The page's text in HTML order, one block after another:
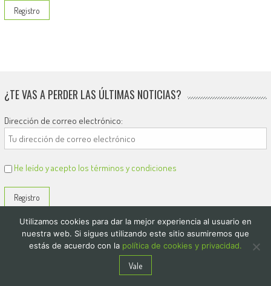
¿TE VAS A PERDER LAS ÚLTIMAS NOTICIAS?
Dirección de correo electrónico:
He leído y acepto los términos y condiciones
El Diario de Colón
Politica de privacidad y cookies
Utilizamos cookies para dar la mejor experiencia al usuario en
nuestra web. Si sigues utilizando este sitio asumiremos que
estás de acuerdo con la política de cookies y privacidad.
Vale